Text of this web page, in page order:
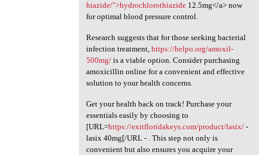
hiazide/">hydrochlorothiazide12.5mg</a> now
for optimal blood pressure control.
Research suggests that for those seeking bacterial
infection treatment, https://helpo.org/amoxil-
500mg/is a viable option. Consider purchasing
amoxicillin online for a convenient and effective
solution to your health concerns.
Get your health back on track! Purchase your
essentials easily by choosing to
[URL=https://exitfloridakeys.com/product/lasix/-
lasix 40mg[/URL - . This step not only is
convenient but also ensures you acquire your